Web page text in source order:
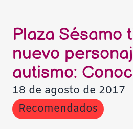
Plaza Sésamo
nuevo
autismo:
18 de agosto de 2017
Recomendados